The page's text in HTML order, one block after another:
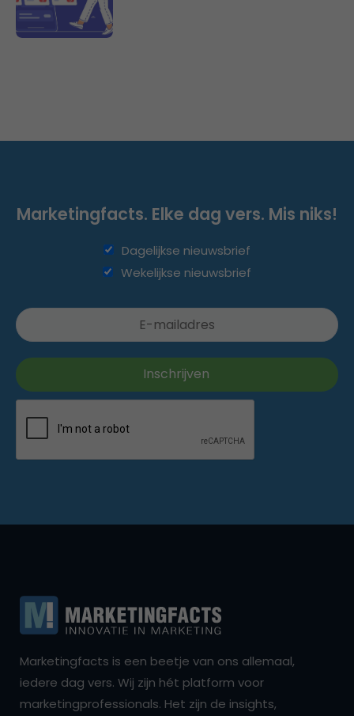
Marketingfacts. Elke dag vers. Mis niks!
Dagelijkse nieuwsbrief
Wekelijkse nieuwsbrief
Marketingfacts is een beetje van ons allemaal,
iedere dag vers. Wij zijn hét platform voor
marketingprofessionals. Het zijn de insights,